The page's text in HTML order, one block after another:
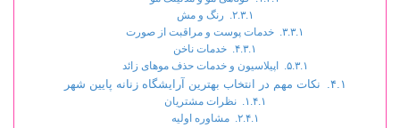
رنگ و مش
خدمات پوست و مراقبت از صورت
خدمات ناخن
اپیلاسیون و خدمات حذف موهای زائد
نکات مهم در انتخاب بهترین آرایشگاه زنانه پایین شهر
نظرات مشتریان
مشاوره اولیه